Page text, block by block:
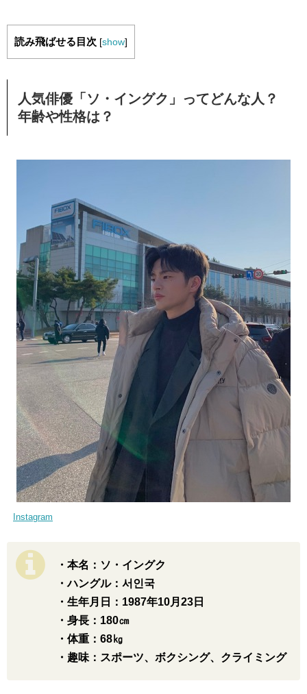
読み飛ばせる目次 [show]
人気俳優「ソ・イングク」ってどんな人？
年齢や性格は？
Instagram
・本名：ソ・イングク
・ハングル：서인국
・生年月日：1987年10月23日
・身長：180㎝
・体重：68㎏
・趣味：スポーツ、ボクシング、クライミング